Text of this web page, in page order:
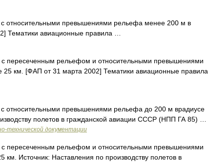
относительными превышениями рельефа менее 200 м в
Тематики авиационные правила …
пересеченным рельефом и относительными превышениями
км. [ФАП от 31 марта 2002] Тематики авиационные правила
относительными превышениями рельефа до 200 м врадиусе
полетов в гражданской авиации СССР (НПП ГА 85) …
технической документации
пересеченным рельефом и относительными превышениями
Источник: Наставления по производству полетов в